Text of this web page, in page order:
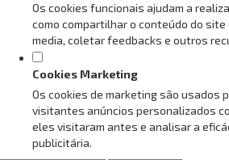
Os cookies funcionais ajudam a
como compartilhar o conteúdo do
media, coletar feedbacks e outros
Cookies Marketing
Os cookies de marketing são usados
visitantes anúncios personalizados
eles visitaram antes e analisar a
publicitária.